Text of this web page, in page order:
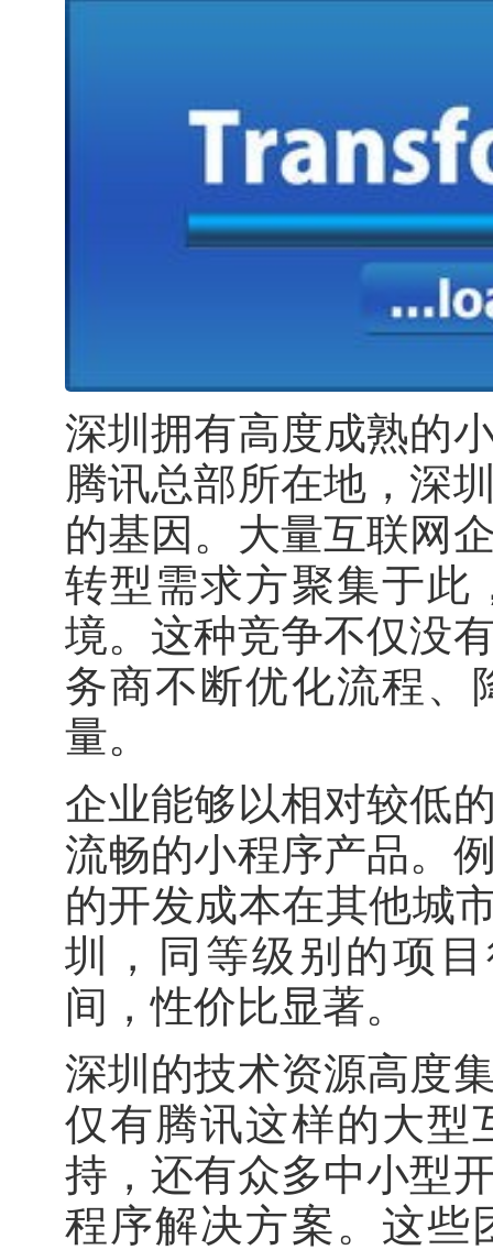
深圳拥有高度成熟的
腾讯总部所在地，深
的基因。大量互联网
转型需求方聚集于此
境。这种竞争不仅没
务商不断优化流程、
量。
企业能够以相对较低
流畅的小程序产品。
的开发成本在其他城
圳，同等级别的项
间，性价比显著。
深圳的技术资源高度
仅有腾讯这样的大型
持，还有众多中小型
程序解决方案。这些